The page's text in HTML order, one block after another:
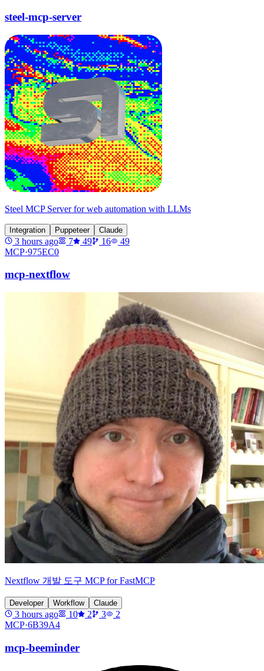
steel-mcp-server
Steel MCP Server for web automation with LLMs
Integration Puppeteer Claude
3 hours ago 7 49 16
49
MCP·975EC0
mcp-nextflow
Nextflow 개발 도구 MCP for FastMCP
Developer Workflow Claude
3 hours ago 10 2 3
2
MCP·6B39A4
mcp-beeminder